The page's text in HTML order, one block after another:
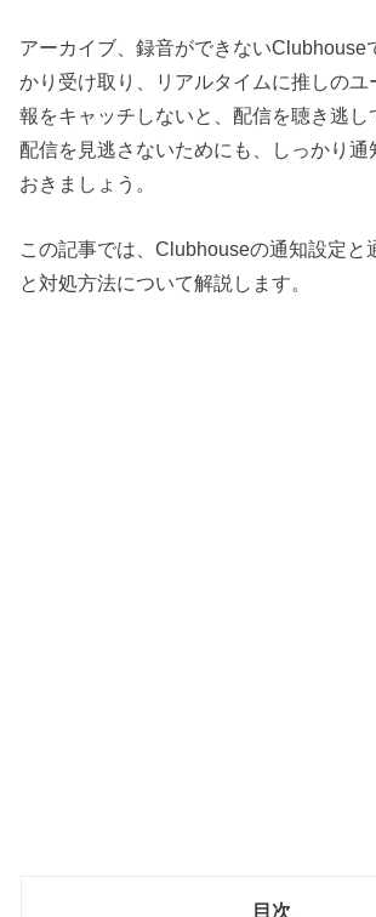
アーカイブ、録音ができないClubhouse
かり受け取り、リアルタイムに推しのユ
報をキャッチしないと、配信を聴き逃し
配信を見逃さないためにも、しっかり通
おきましょう。
この記事では、Clubhouseの通知設定と
と対処方法について解説します。
目次